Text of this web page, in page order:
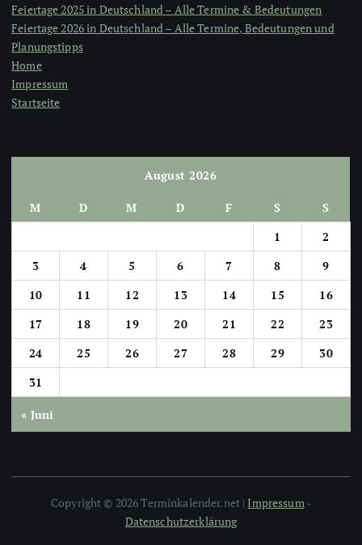
Feiertage 2025 in Deutschland – Alle Termine & Bedeutungen
Feiertage 2026 in Deutschland – Alle Termine, Bedeutungen und
Planungstipps
Home
Impressum
Startseite
August 2026
M D M D F S
S
1
2
3
4 5 6 7 8
9
10
11 12 13 14 15
16
17
18 19 20 21 22
23
24
25 26 27 28 29
30
31
« Juni
Copyright © 2026 Terminkalender.net | Impressum -
Datenschutzerklärung